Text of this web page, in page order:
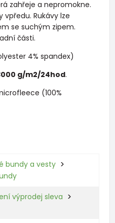
zahřeje a nepromokne.
vpředu. Rukávy lze
se suchým zipem.
části.
4% spandex)
g/m2/24hod.
(100%
bundy a vesty
výprodej sleva